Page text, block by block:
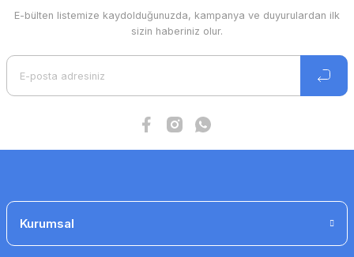
Ürün resmi kalitesiz, bozuk veya görüntülenemiyor.
E-bülten listemize kaydolduğunuzda, kampanya ve duyurulardan ilk
sizin haberiniz olur.
Kurumsal